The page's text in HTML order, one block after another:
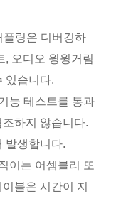
플링은 디버깅하
, 오디오 윙윙거림
있습니다.
능 테스트를 통과
하지 않습니다.
발생합니다.
이는 어셈블리 또
블은 시간이 지